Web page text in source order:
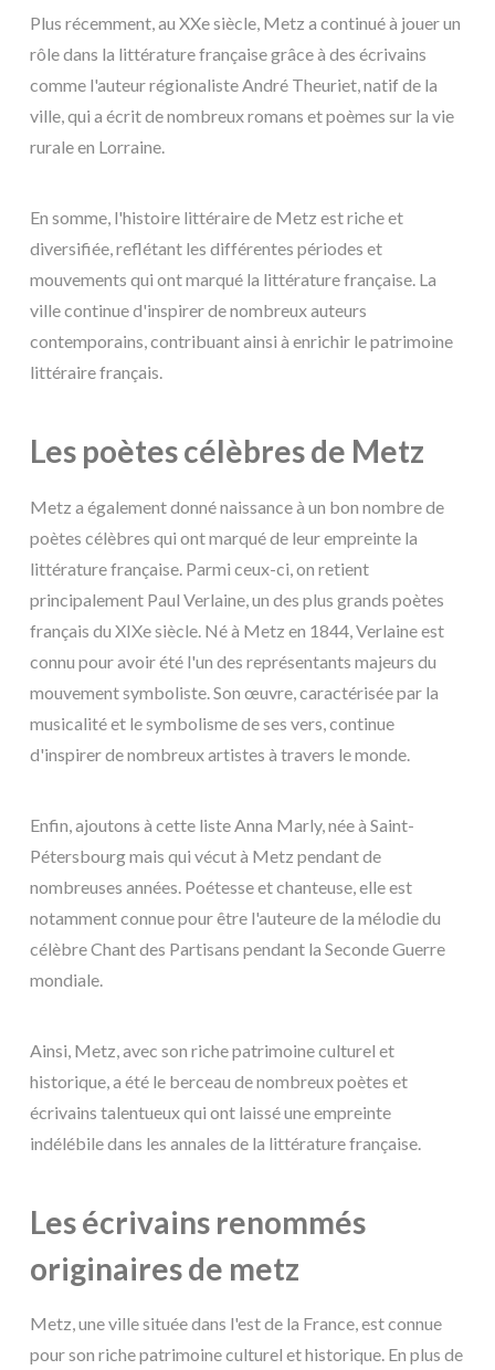
Plus récemment, au XXe siècle, Metz a continué à jouer un
rôle dans la littérature française grâce à des écrivains
comme l'auteur régionaliste André Theuriet, natif de la
ville, qui a écrit de nombreux romans et poèmes sur la vie
rurale en Lorraine.
En somme, l'histoire littéraire de Metz est riche et
diversifiée, reflétant les différentes périodes et
mouvements qui ont marqué la littérature française. La
ville continue d'inspirer de nombreux auteurs
contemporains, contribuant ainsi à enrichir le patrimoine
littéraire français.
Les poètes célèbres de Metz
Metz a également donné naissance à un bon nombre de
poètes célèbres qui ont marqué de leur empreinte la
littérature française. Parmi ceux-ci, on retient
principalement Paul Verlaine, un des plus grands poètes
français du XIXe siècle. Né à Metz en 1844, Verlaine est
connu pour avoir été l'un des représentants majeurs du
mouvement symboliste. Son œuvre, caractérisée par la
musicalité et le symbolisme de ses vers, continue
d'inspirer de nombreux artistes à travers le monde.
Enfin, ajoutons à cette liste Anna Marly, née à Saint-
Pétersbourg mais qui vécut à Metz pendant de
nombreuses années. Poétesse et chanteuse, elle est
notamment connue pour être l'auteure de la mélodie du
célèbre Chant des Partisans pendant la Seconde Guerre
mondiale.
Ainsi, Metz, avec son riche patrimoine culturel et
historique, a été le berceau de nombreux poètes et
écrivains talentueux qui ont laissé une empreinte
indélébile dans les annales de la littérature française.
Les écrivains renommés
originaires de metz
Metz, une ville située dans l'est de la France, est connue
pour son riche patrimoine culturel et historique. En plus de